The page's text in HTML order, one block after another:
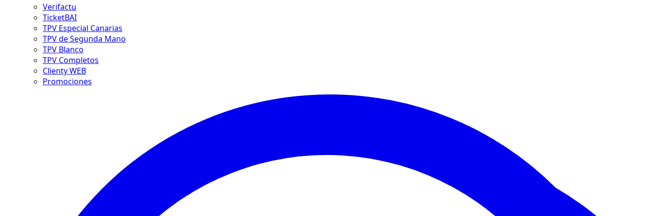
Verifactu
TicketBAI
TPV Especial Canarias
TPV de Segunda Mano
TPV Blanco
TPV Completos
Clienty WEB
Promociones